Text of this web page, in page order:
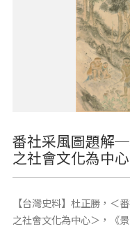
番社采風圖題解
之社會文化為中心
【台灣史料】杜正勝，＜
之社會文化為中心＞，《